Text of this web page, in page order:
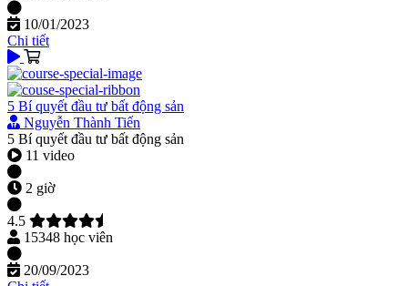
10/01/2023
Chi tiết
5 Bí quyết đầu tư bất động sản
Nguyễn Thành Tiến
5 Bí quyết đầu tư bất động sản
11 video
2 giờ
4.5
15348 học viên
20/09/2023